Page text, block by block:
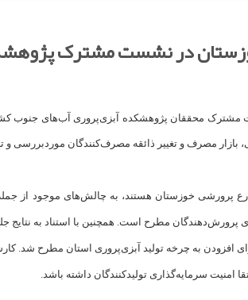
خوزستان در نشست مشترک
محققان پژوهشکده آبزی‌پروری آب‌های جنوب
بازار مصرف و تغییر ذائقه مصرف‌کنندگان موردبررسی و
پرورشی خوزستان هستند، به چالش‌های موجود از
پرورش‌دهندگان مطرح است. همچنین با استناد به
افزودن به چرخه تولید آبزی‌پروری استان مطرح
سرمایه‌گذاری تولیدکنندگان داشته باشد.